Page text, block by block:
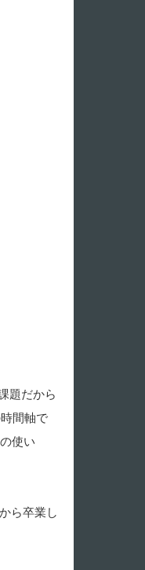
題だから
間軸で
使い
ら卒業し